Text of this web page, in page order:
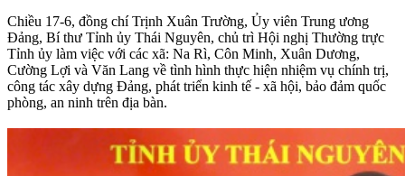
Chiều 17-6, đồng chí Trịnh Xuân Trường, Ủy viên Trung ương
Đảng, Bí thư Tỉnh ủy Thái Nguyên, chủ trì Hội nghị Thường trực
Tỉnh ủy làm việc với các xã: Na Rì, Côn Minh, Xuân Dương,
Cường Lợi và Văn Lang về tình hình thực hiện nhiệm vụ chính trị,
công tác xây dựng Đảng, phát triển kinh tế - xã hội, bảo đảm quốc
phòng, an ninh trên địa bàn.